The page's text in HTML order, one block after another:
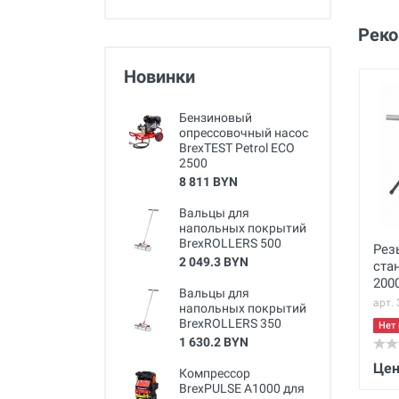
Новинки
Бензиновый
опрессовочный насос
BrexTEST Petrol ECO
2500
8 811 BYN
Вальцы для
напольных покрытий
BrexROLLERS 500
2 049.3 BYN
Вальцы для
напольных покрытий
BrexROLLERS 350
1 630.2 BYN
Компрессор
BrexPULSE A1000 для
арт.
Нет